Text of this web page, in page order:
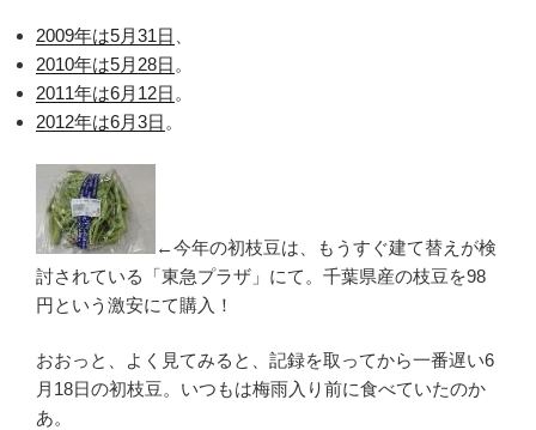
2009年は5月31日
2010年は5月28日 。
2011年は6月12日 。
2012年は6月3日 。
←今年の初枝豆は、もうすぐ建て替えが検
討されている「東急プラザ」にて。千葉県産の枝豆を98
円という激安にて購入！
おおっと、よく見てみると、記録を取ってから一番遅い6
月18日の初枝豆。いつもは梅雨入り前に食べていたのか
あ。